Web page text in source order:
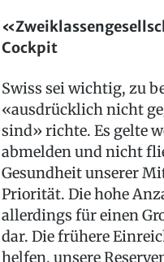
Cockpit
Swiss sei wichtig, zu
«ausdrücklich nicht
sind» richte. Es gelte
abmelden und nicht
Gesundheit unserer
Priorität. Die hohe
allerdings für einen
dar. Die frühere
helfen, unsere